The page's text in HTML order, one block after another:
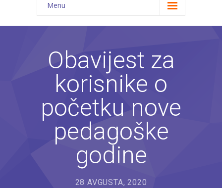
Menu
Početna
O nama
-- JU "Naše dijete"
-- Vrtići
---- Bambi
---- Bubamara
---- Ciciban
Obavijest za
korisnike o
početku nove
pedagoške
godine
28 AVGUSTA, 2020